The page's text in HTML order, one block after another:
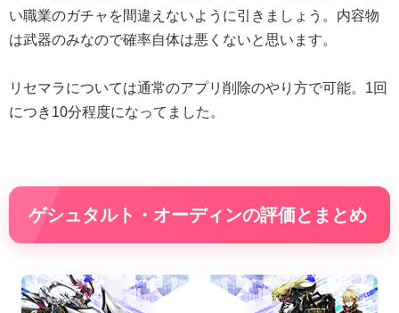
い職業のガチャを間違えないように引きましょう。内容物
は武器のみなので確率自体は悪くないと思います。
リセマラについては通常のアプリ削除のやり方で可能。1回
につき10分程度になってました。
ゲシュタルト・オーディンの評価とまとめ